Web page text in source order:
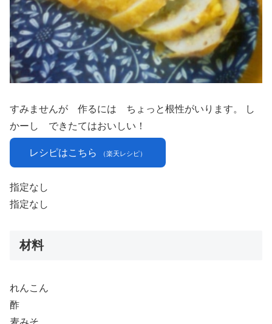
すみませんが 作るには ちょっと根性がいります。 し
かーし できたてはおいしい！
レシピはこちら （楽天レシピ）
指定なし
指定なし
材料
れんこん
酢